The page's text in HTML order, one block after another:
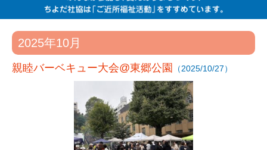
2025年10月
親睦バーベキュー大会@東郷公園 （2025/10/27）